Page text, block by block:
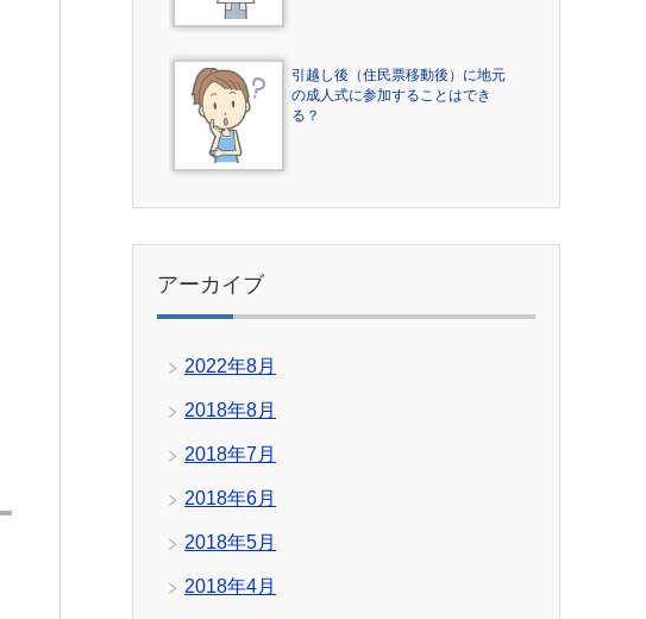
引越し後（住民票移動後）に地元
の成人式に参加することはでき
る？
アーカイブ
2022年8月
2018年8月
2018年7月
2018年6月
2018年5月
2018年4月